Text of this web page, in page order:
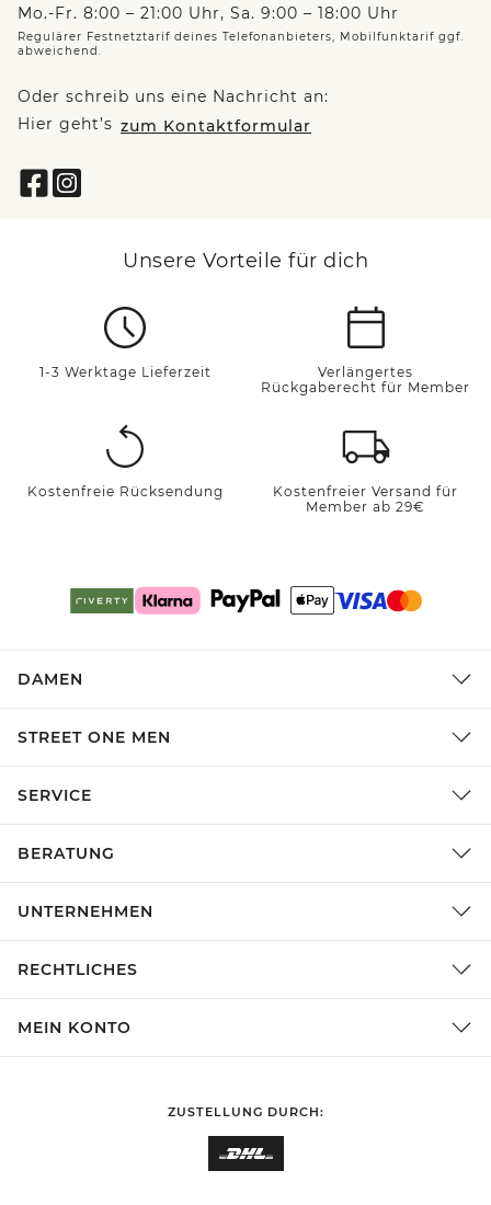
Mo.-Fr. 8:00 – 21:00 Uhr, Sa. 9:00 – 18:00 Uhr
Regulärer Festnetztarif deines Telefonanbieters, Mobilfunktarif ggf.
abweichend.
Oder schreib uns eine Nachricht an:
Hier geht’s zum Kontaktformular
Unsere Vorteile für dich
1-3 Werktage Lieferzeit
Verlängertes
Rückgaberecht für Member
Kostenfreie Rücksendung
Kostenfreier Versand für
Member ab 29€
DAMEN
STREET ONE MEN
SERVICE
BERATUNG
UNTERNEHMEN
RECHTLICHES
MEIN KONTO
ZUSTELLUNG DURCH: